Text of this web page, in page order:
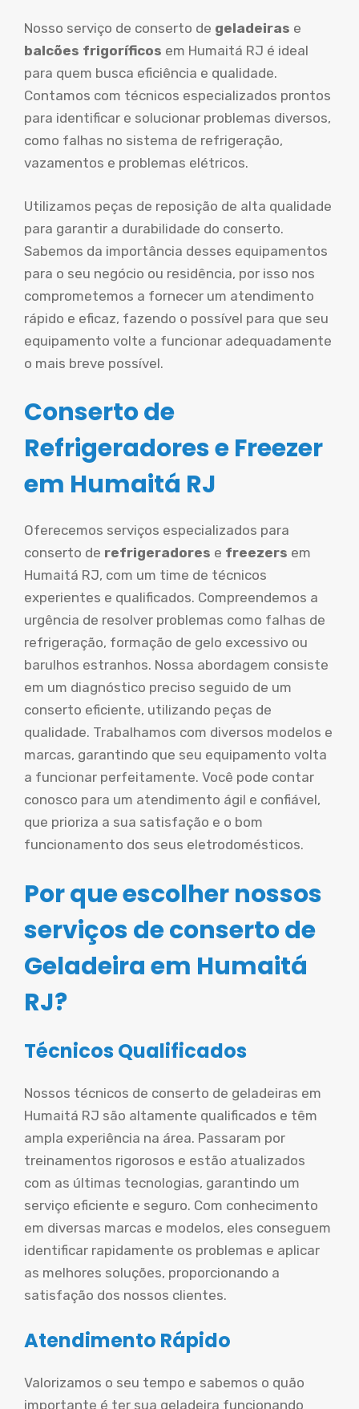
Nosso serviço de conserto de geladeiras e
balcões frigoríficos em Humaitá RJ é ideal
para quem busca eficiência e qualidade.
Contamos com técnicos especializados prontos
para identificar e solucionar problemas diversos,
como falhas no sistema de refrigeração,
vazamentos e problemas elétricos.
Utilizamos peças de reposição de alta qualidade
para garantir a durabilidade do conserto.
Sabemos da importância desses equipamentos
para o seu negócio ou residência, por isso nos
comprometemos a fornecer um atendimento
rápido e eficaz, fazendo o possível para que seu
equipamento volte a funcionar adequadamente
o mais breve possível.
Conserto de
Refrigeradores e Freezer
em Humaitá RJ
Oferecemos serviços especializados para
conserto de refrigeradores e freezers em
Humaitá RJ, com um time de técnicos
experientes e qualificados. Compreendemos a
urgência de resolver problemas como falhas de
refrigeração, formação de gelo excessivo ou
barulhos estranhos. Nossa abordagem consiste
em um diagnóstico preciso seguido de um
conserto eficiente, utilizando peças de
qualidade. Trabalhamos com diversos modelos e
marcas, garantindo que seu equipamento volta
a funcionar perfeitamente. Você pode contar
conosco para um atendimento ágil e confiável,
que prioriza a sua satisfação e o bom
funcionamento dos seus eletrodomésticos.
Por que escolher nossos
serviços de conserto de
Geladeira em Humaitá
RJ?
Técnicos Qualificados
Nossos técnicos de conserto de geladeiras em
Humaitá RJ são altamente qualificados e têm
ampla experiência na área. Passaram por
treinamentos rigorosos e estão atualizados
com as últimas tecnologias, garantindo um
serviço eficiente e seguro. Com conhecimento
em diversas marcas e modelos, eles conseguem
identificar rapidamente os problemas e aplicar
as melhores soluções, proporcionando a
satisfação dos nossos clientes.
Atendimento Rápido
Valorizamos o seu tempo e sabemos o quão
importante é ter sua geladeira funcionando